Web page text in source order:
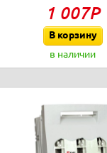
1 007Р
В корзину
в наличии